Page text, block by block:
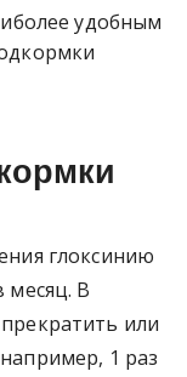
удобным
глоксинию
месяц. В
или
1 раз